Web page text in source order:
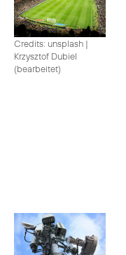
Credits: unsplash |
Krzysztof Dubiel
(bearbeitet)